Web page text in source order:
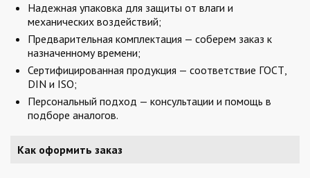
Надежная упаковка для защиты от влаги и
механических воздействий;
Предварительная комплектация — соберем заказ к
назначенному времени;
Сертифицированная продукция — соответствие ГОСТ,
DIN и ISO;
Персональный подход — консультации и помощь в
подборе аналогов.
Как оформить заказ